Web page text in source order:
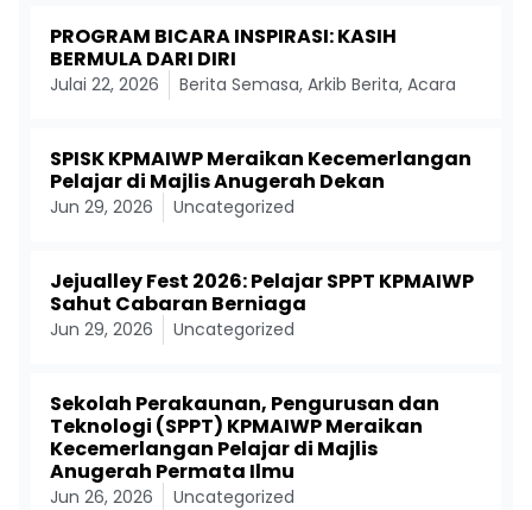
PROGRAM BICARA INSPIRASI: KASIH
BERMULA DARI DIRI
Julai 22, 2026 Berita Semasa, Arkib Berita, Acara
SPISK KPMAIWP Meraikan Kecemerlangan
Pelajar di Majlis Anugerah Dekan
Jun 29, 2026 Uncategorized
Jejualley Fest 2026: Pelajar SPPT KPMAIWP
Sahut Cabaran Berniaga
Jun 29, 2026 Uncategorized
Sekolah Perakaunan, Pengurusan dan
Teknologi (SPPT) KPMAIWP Meraikan
Kecemerlangan Pelajar di Majlis
Anugerah Permata Ilmu
Jun 26, 2026 Uncategorized